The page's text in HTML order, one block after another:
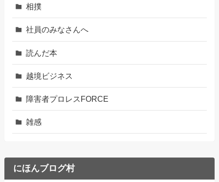
相撲
社員のみなさんへ
読んだ本
越境ビジネス
障害者プロレスFORCE
雑感
にほんブログ村